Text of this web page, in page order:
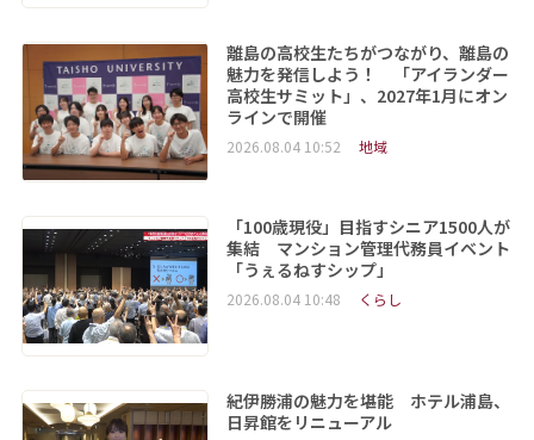
離島の高校生たちがつながり、離島の
魅力を発信しよう！ 「アイランダー
高校生サミット」、2027年1月にオン
ラインで開催
2026.08.04 10:52 地域
「100歳現役」目指すシニア1500人が
集結 マンション管理代務員イベント
「うぇるねすシップ」
2026.08.04 10:48 くらし
紀伊勝浦の魅力を堪能 ホテル浦島、
日昇館をリニューアル